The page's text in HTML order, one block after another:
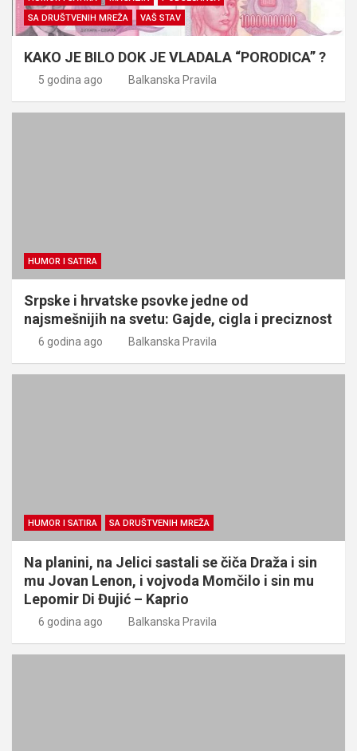
SA DRUŠTVENIH MREŽA
VAŠ STAV
KAKO JE BILO DOK JE VLADALA “PORODICA” ?
5 godina ago Balkanska Pravila
HUMOR I SATIRA
Srpske i hrvatske psovke jedne od
najsmešnijih na svetu: Gajde, cigla i preciznost
6 godina ago Balkanska Pravila
HUMOR I SATIRA SA DRUŠTVENIH MREŽA
Na planini, na Jelici sastali se čiča Draža i sin
mu Jovan Lenon, i vojvoda Momčilo i sin mu
Lepomir Di Đujić – Kaprio
6 godina ago Balkanska Pravila